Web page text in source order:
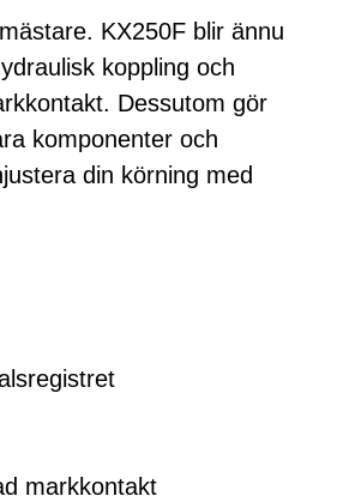
KX250F blir ännu
koppling och
Dessutom gör
komponenter och
din körning med
markkontakt